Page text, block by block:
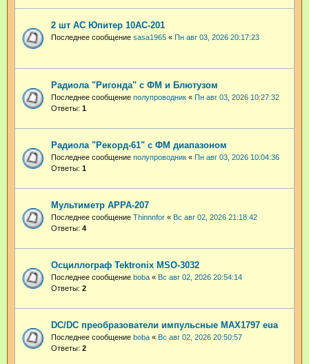
2 шт АС Юпитер 10АС-201
Последнее сообщение sasa1965 « Пн авг 03, 2026 20:17:23
Радиола "Ригонда" с ФМ и Блютузом
Последнее сообщение полупроводник « Пн авг 03, 2026 10:27:32
Ответы: 1
Радиола "Рекорд-61" с ФМ диапазоном
Последнее сообщение полупроводник « Пн авг 03, 2026 10:04:36
Ответы: 1
Мультиметр APPA-207
Последнее сообщение Thinnnfor « Вс авг 02, 2026 21:18:42
Ответы: 4
Осциллограф Tektronix MSO-3032
Последнее сообщение boba « Вс авг 02, 2026 20:54:14
Ответы: 2
DC/DC преобразователи импульсные MAX1797 eua
Последнее сообщение boba « Вс авг 02, 2026 20:50:57
Ответы: 2